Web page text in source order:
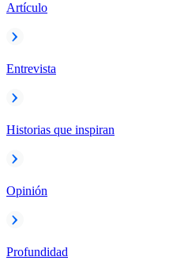
Artículo
Entrevista
Historias que inspiran
Opinión
Profundidad